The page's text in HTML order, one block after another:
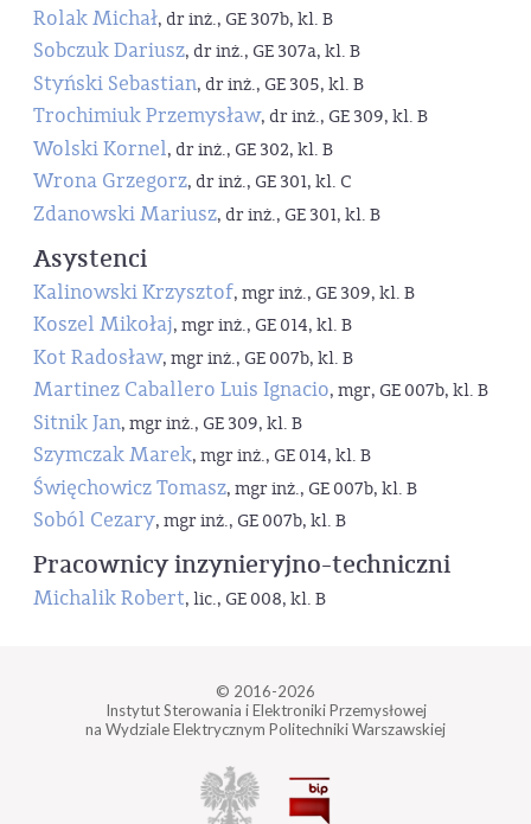
Rolak Michał, dr inż., GE 307b, kl. B
Sobczuk Dariusz, dr inż., GE 307a, kl. B
Styński Sebastian, dr inż., GE 305, kl. B
Trochimiuk Przemysław, dr inż., GE 309, kl. B
Wolski Kornel, dr inż., GE 302, kl. B
Wrona Grzegorz, dr inż., GE 301, kl. C
Zdanowski Mariusz, dr inż., GE 301, kl. B
Asystenci
Kalinowski Krzysztof, mgr inż., GE 309, kl. B
Koszel Mikołaj, mgr inż., GE 014, kl. B
Kot Radosław, mgr inż., GE 007b, kl. B
Martinez Caballero Luis Ignacio, mgr, GE 007b, kl. B
Sitnik Jan, mgr inż., GE 309, kl. B
Szymczak Marek, mgr inż., GE 014, kl. B
Święchowicz Tomasz, mgr inż., GE 007b, kl. B
Soból Cezary, mgr inż., GE 007b, kl. B
Pracownicy inzynieryjno-techniczni
Michalik Robert, lic., GE 008, kl. B
© 2016-2026
Instytut Sterowania i Elektroniki Przemysłowej
na Wydziale Elektrycznym Politechniki Warszawskiej